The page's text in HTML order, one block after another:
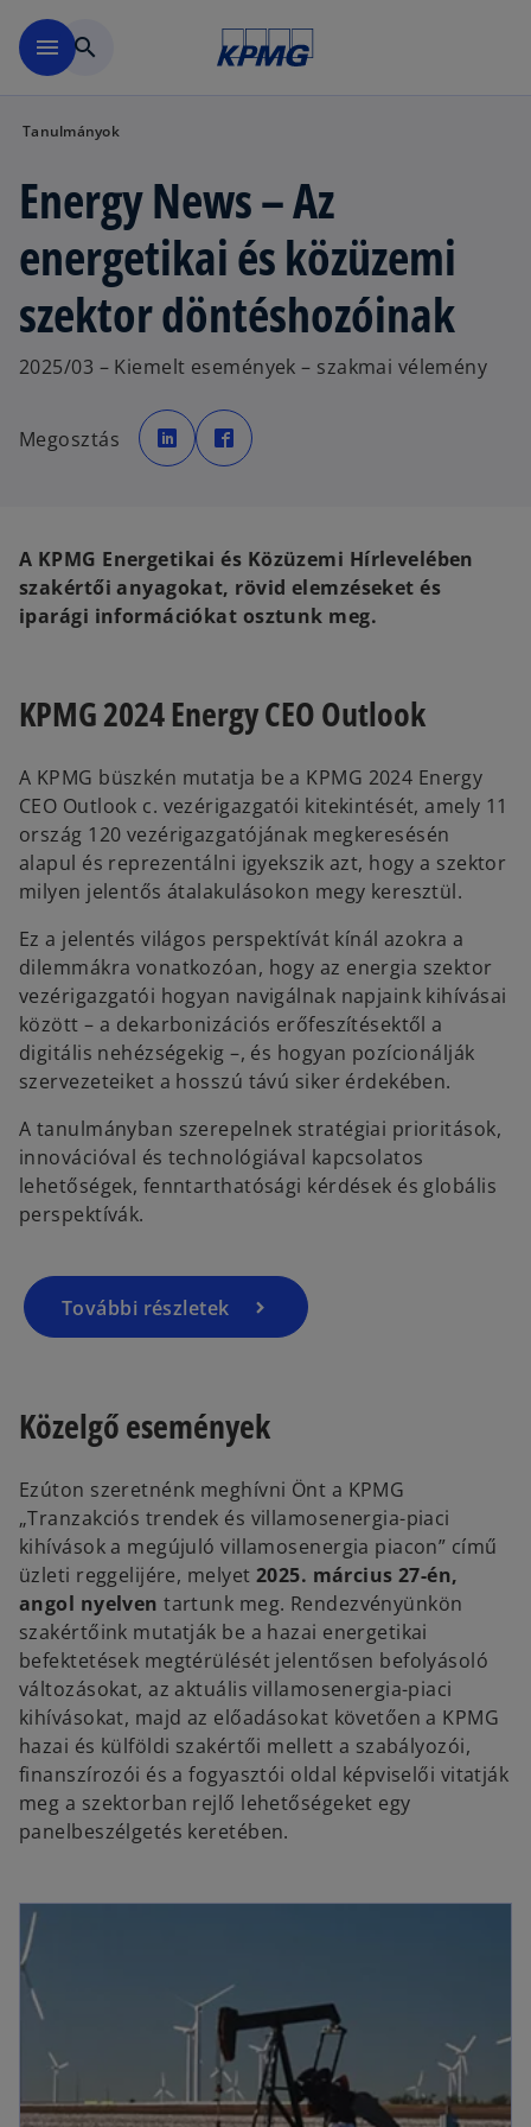
menu search
Tanulmányok
Energy News – Az
energetikai és közüzemi
szektor döntéshozóinak
2025/03 – Kiemelt események – szakmai vélemény
Megosztás
o
p
e
n
w
t
a
b
p
e
w
t
a
b
A KPMG Energetikai és Közüzemi Hírlevelében
szakértői anyagokat, rövid elemzéseket és
iparági információkat osztunk meg.
KPMG 2024 Energy CEO Outlook
A KPMG büszkén mutatja be a KPMG 2024 Energy
CEO Outlook c. vezérigazgatói kitekintését, amely 11
ország 120 vezérigazgatójának megkeresésén
alapul és reprezentálni igyekszik azt, hogy a szektor
milyen jelentős átalakulásokon megy keresztül.
Ez a jelentés világos perspektívát kínál azokra a
dilemmákra vonatkozóan, hogy az energia szektor
vezérigazgatói hogyan navigálnak napjaink kihívásai
között – a dekarbonizációs erőfeszítésektől a
digitális nehézségekig –, és hogyan pozícionálják
szervezeteiket a hosszú távú siker érdekében.
A tanulmányban szerepelnek stratégiai prioritások,
innovációval és technológiával kapcsolatos
lehetőségek, fenntarthatósági kérdések és globális
perspektívák.
További részletek
Közelgő események
Ezúton szeretnénk meghívni Önt a KPMG
„Tranzakciós trendek és villamosenergia-piaci
kihívások a megújuló villamosenergia piacon” című
üzleti reggelijére, melyet 2025. március 27-én,
angol nyelventartunk meg. Rendezvényünkön
szakértőink mutatják be a hazai energetikai
befektetések megtérülését jelentősen befolyásoló
változásokat, az aktuális villamosenergia-piaci
kihívásokat, majd az előadásokat követően a KPMG
hazai és külföldi szakértői mellett a szabályozói,
finanszírozói és a fogyasztói oldal képviselői vitatják
meg a szektorban rejlő lehetőségeket egy
panelbeszélgetés keretében.